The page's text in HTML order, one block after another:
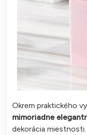
Okrem praktického
mimoriadne
dekorácia